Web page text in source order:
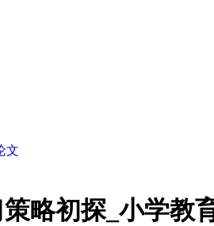
文
略初探_小学教